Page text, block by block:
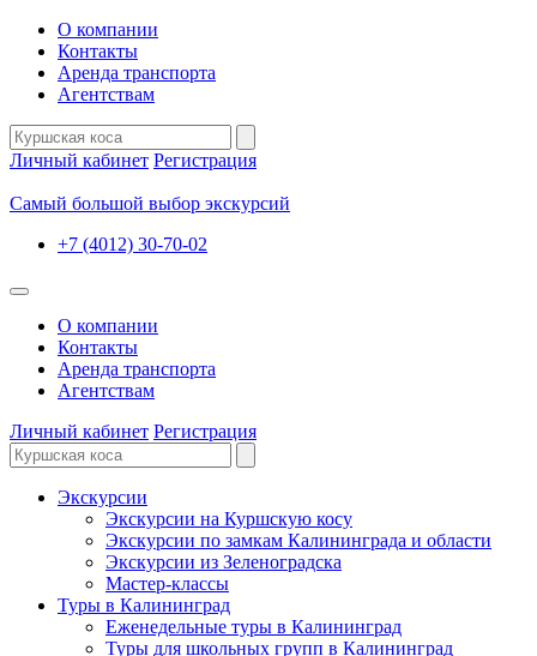
О компании
Контакты
Аренда транспорта
Агентствам
Личный кабинет Регистрация
Самый большой выбор экскурсий
+7 (4012) 30-70-02
О компании
Контакты
Аренда транспорта
Агентствам
Личный кабинет Регистрация
Экскурсии
Экскурсии на Куршскую косу
Экскурсии по замкам Калининграда и области
Экскурсии из Зеленоградска
Мастер-классы
Туры в Калининград
Еженедельные туры в Калининград
Туры для школьных групп в Калининград